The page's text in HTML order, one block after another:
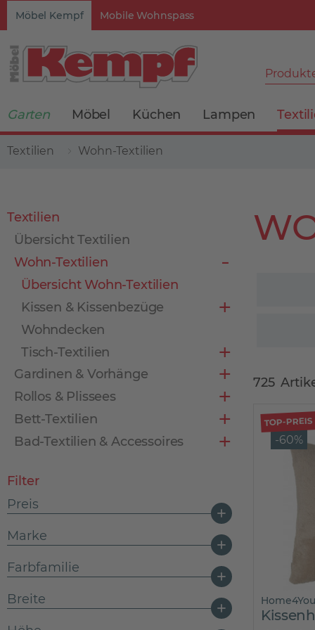
Möbel Kempf Mobile Wohnspass
Garten Möbel Küchen Lampen
Textilien Wohn-Textilien
Textilien
Übersicht Textilien
Wohn-Textilien
Übersicht Wohn-Textilien
Kissen & Kissenbezüge
Wohndecken
Tisch-Textilien
Gardinen & Vorhänge
Rollos & Plissees
Bett-Textilien
Bad-Textilien & Accessoires
Filter
Preis
Marke
ASA Selection
casa NOVA
Farbfamilie
Beige
Breite
725
TOP-PREIS
-60%
Home4You